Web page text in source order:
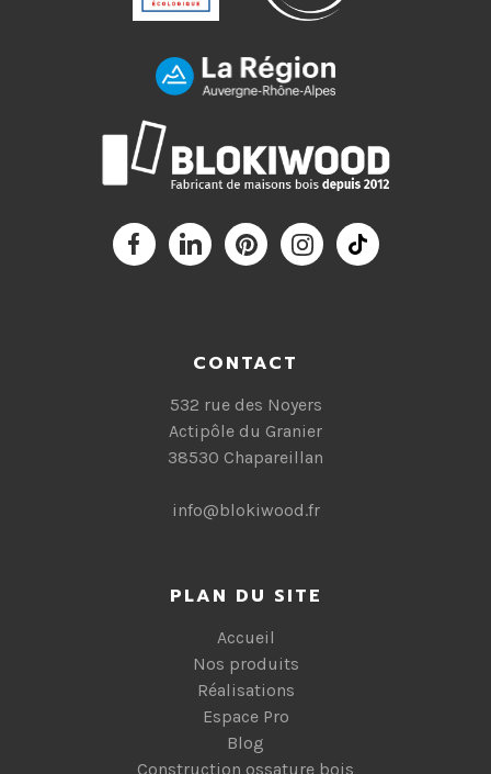
CONTACT
532 rue des Noyers
Actipôle du Granier
38530 Chapareillan
info@blokiwood.fr
PLAN DU SITE
Accueil
Nos produits
Réalisations
Espace Pro
Blog
Construction ossature bois